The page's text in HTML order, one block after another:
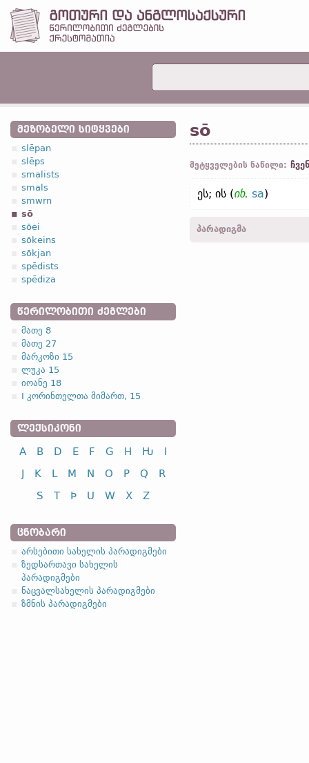
ᲛᲔᲖᲝᲑᲔᲚᲘ ᲡᲘᲢᲧᲕᲔᲑᲘ
slēpan
slēps
smalists
smals
smwrn
sō
sōei
sōkeins
sōkjan
spēdists
spēdiza
ᲬᲔᲠᲘᲚᲝᲑᲘᲗᲘ ᲫᲔᲒᲚᲔᲑᲘ
მათე 8
მათე 27
მარკოზი 15
ლუკა 15
იოანე 18
I კორინთელთა მიმართ, 15
ᲚᲔᲥᲡᲘᲙᲝᲜᲘ
A B D E F G H Ƕ
I
J
K L M N O P Q
R
S
T Þ U W X Z
ᲪᲜᲝᲑᲐᲠᲘ
არსებითი სახელის პარადიგმები
ზედსართავი სახელის
პარადიგმები
ნაცვალსახელის პარადიგმები
ზმნის პარადიგმები
sō
მეტყველების ნაწილი:
ეს; ის (იხ. sa)
პარადიგმა